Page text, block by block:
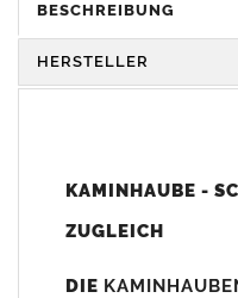
DIENEN GLEICHZEITIG
ELEMENT ZUR
Unsere Maßangaben
BESCHREIBUNG
HERSTELLER
KAMINHAUBE -
ZUGLEICH
DIE